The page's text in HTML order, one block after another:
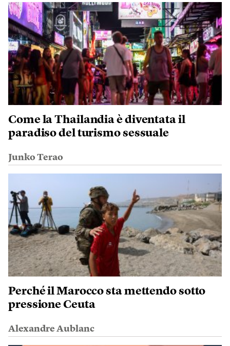
Come la Thailandia è diventata il
paradiso del turismo sessuale
Junko Terao
Perché il Marocco sta mettendo sotto
pressione Ceuta
Alexandre Aublanc